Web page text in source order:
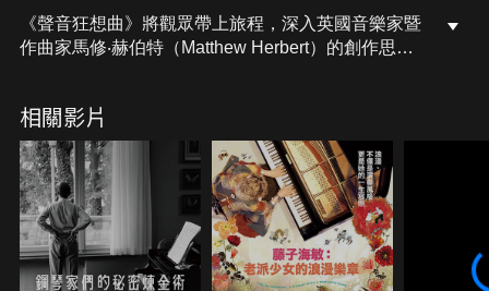
《聲音狂想曲》將觀眾帶上旅程，深入英國音樂家暨
作曲家馬修‧赫伯特（Matthew Herbert）的創作思
品。在電影中，觀眾將親身感受赫伯特如何從生活中
最尋常的聲響與噪音中，提煉出音樂。他為何如此著
迷於聲音？又為何認為改變我們「聆聽世界」的方
式，是一場革命行動？觀賞本片之後，我們將不只重
新理解音樂，也將重新傾聽這個世界，以一種我們從
未想像過的方式。
相關影片